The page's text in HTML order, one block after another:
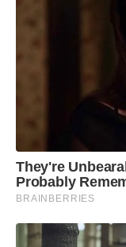
They're
Probably
BRAINBERRIES